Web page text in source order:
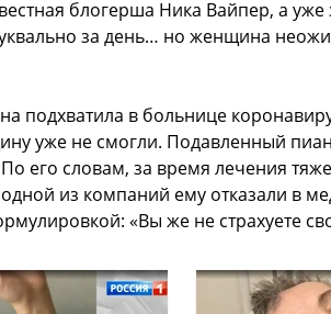
блогерша Ника Вайпер, а
за день… но женщина
подхватила в больнице
уже не смогли. Подавленный
По его словам, за время лечения
из компаний ему отказали в
«Вы же не страхуете